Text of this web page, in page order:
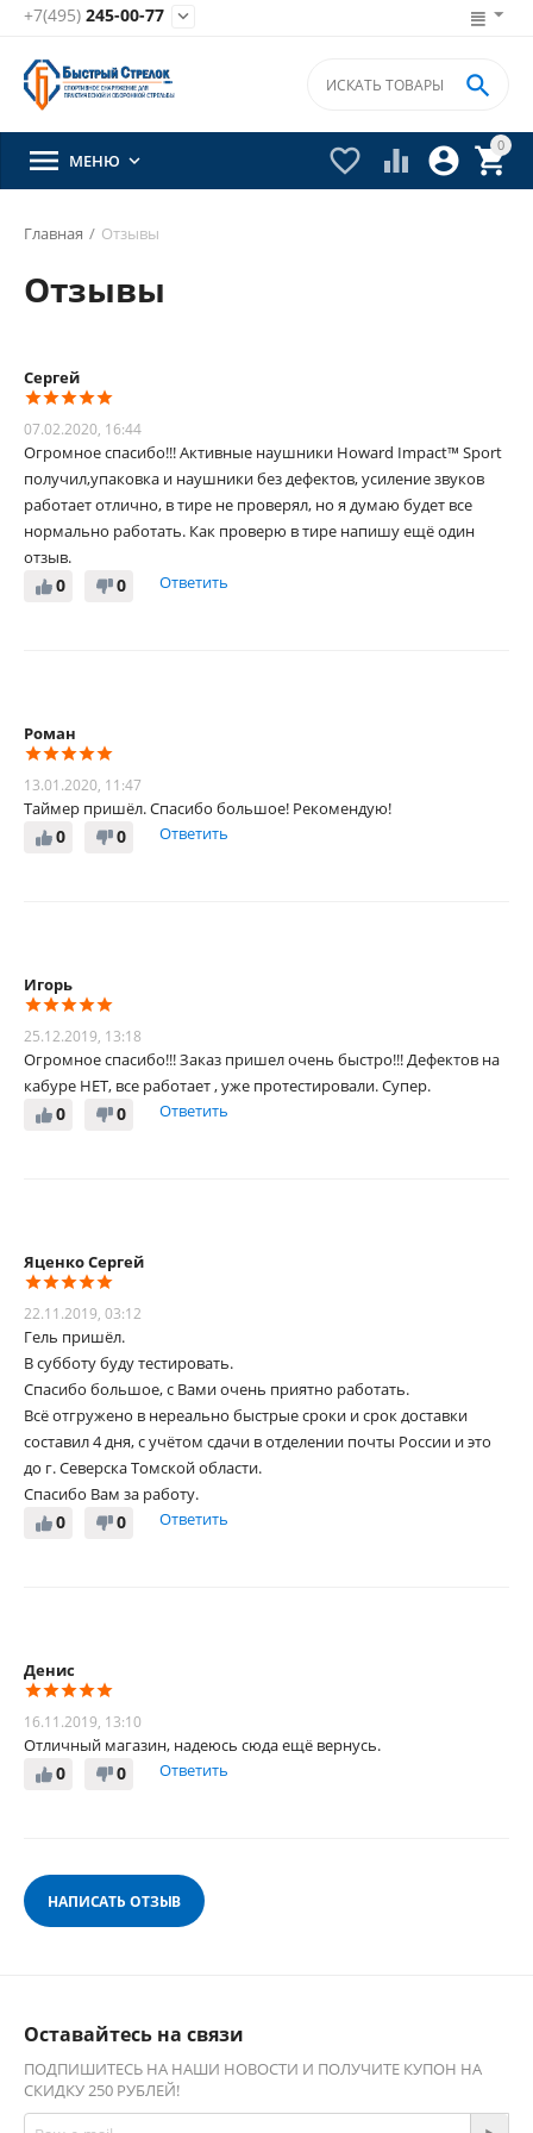
+7(495) 245-00-77 
0


 

 МЕНЮ 
Главная / Отзывы
Отзывы
Сергей
07.02.2020, 16:44
Огромное спасибо!!! Активные наушники Howard Impact™ Sport
получил,упаковка и наушники без дефектов, усиление звуков
работает отлично, в тире не проверял, но я думаю будет все
нормально работать. Как проверю в тире напишу ещё один
отзыв.
0
0 Ответить
Роман
13.01.2020, 11:47
Таймер пришёл. Спасибо большое! Рекомендую!
0
0 Ответить
Игорь
25.12.2019, 13:18
Огромное спасибо!!! Заказ пришел очень быстро!!! Дефектов на
кабуре НЕТ, все работает , уже протестировали. Супер.
0
0 Ответить
Яценко Сергей
22.11.2019, 03:12
Гель пришёл.
В субботу буду тестировать.
Спасибо большое, с Вами очень приятно работать.
Всё отгружено в нереально быстрые сроки и срок доставки
составил 4 дня, с учётом сдачи в отделении почты России и это
до г. Северска Томской области.
Спасибо Вам за работу.
0
0 Ответить
Денис
16.11.2019, 13:10
Отличный магазин, надеюсь сюда ещё вернусь.
0
0 Ответить
НАПИСАТЬ ОТЗЫВ
Оставайтесь на связи
ПОДПИШИТЕСЬ НА НАШИ НОВОСТИ И ПОЛУЧИТЕ КУПОН НА
СКИДКУ 250 РУБЛЕЙ!